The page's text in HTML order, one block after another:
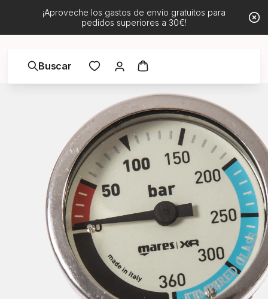
¡Aproveche los gastos de envío gratuitos para
pedidos superiores a 30€!
Buscar